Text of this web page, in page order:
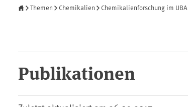
Themen Chemikalien Chemikalienforschung im UBA
Publikationen